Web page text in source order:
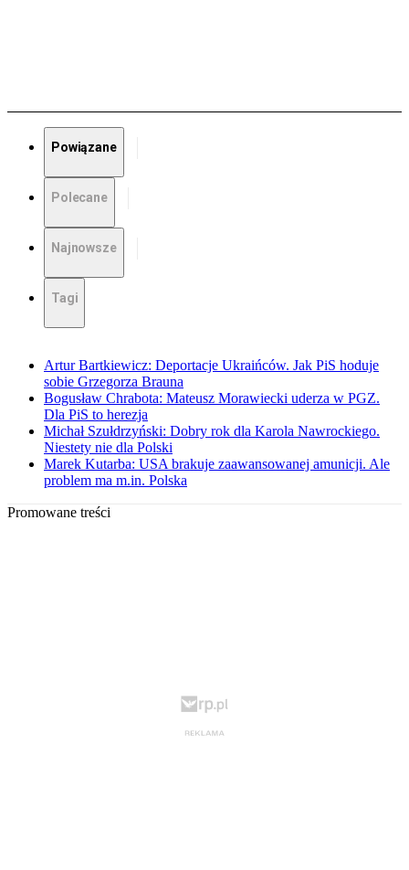
Powiązane
Polecane
Najnowsze
Tagi
Artur Bartkiewicz: Deportacje Ukraińców. Jak PiS hoduje
sobie Grzegorza Brauna
Bogusław Chrabota: Mateusz Morawiecki uderza w PGZ.
Dla PiS to herezja
Michał Szułdrzyński: Dobry rok dla Karola Nawrockiego.
Niestety nie dla Polski
Marek Kutarba: USA brakuje zaawansowanej amunicji. Ale
problem ma m.in. Polska
Promowane treści